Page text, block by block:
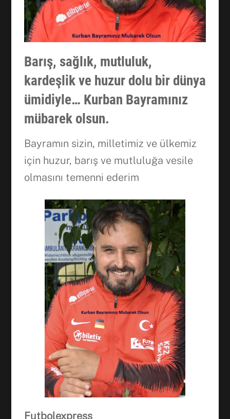
Barış, sağlık, mutluluk,
kardeşlik ve huzur dolu bir dünya
ümidiyle… Kurban Bayramınız
mübarek olsun.
Bayramın sizin, milletimiz ve ülkemiz
için huzur, barış ve mutluluğa vesile
olmasını temenni ederim
Futbolexpress